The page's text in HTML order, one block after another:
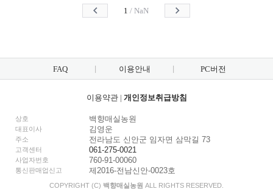
1 /NaN
FAQ 이용안내 PC버전
이용약관| 개인정보취급방침
상호 백향매실농원
대표이사 김영운
주소 전라남도 신안군 임자면 삼막길 73
고객센터 061-275-0021
사업자번호 760-91-00060
통신판매업신고 제2016-전남신안-0023호
COPYRIGHT (C) 백향매실농원 ALL RIGHTS RESERVED.